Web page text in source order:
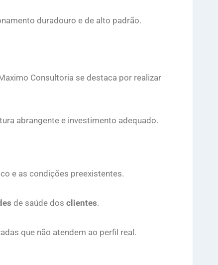
duradouro e de alto padrão.
Consultoria se destaca por realizar
abrangente e investimento adequado.
e as condições preexistentes.
de saúde dos clientes.
que não atendem ao perfil real.